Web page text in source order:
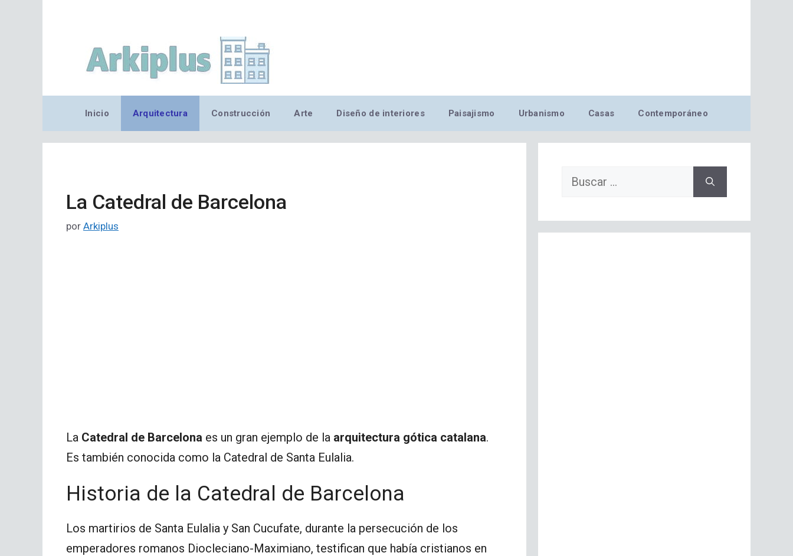
Inicio Arquitectura Construcción Arte Diseño de interiores Paisajismo Urbanismo Casas Contemporáneo
La Catedral de Barcelona
por Arkiplus
La Catedral de Barcelona es un gran ejemplo de la arquitectura gótica catalana.
Es también conocida como la Catedral de Santa Eulalia.
Historia de la Catedral de Barcelona
Los martirios de Santa Eulalia y San Cucufate, durante la persecución de los
emperadores romanos Diocleciano-Maximiano, testifican que había cristianos en
Buscar: